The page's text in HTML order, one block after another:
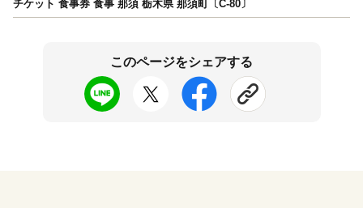
チケット 食事券 食事 那須 栃木県 那須町〔C-80〕
このページをシェアする